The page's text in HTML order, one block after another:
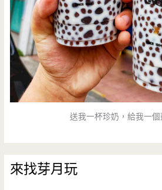
送我一杯珍奶，給我一個
來找芽月玩